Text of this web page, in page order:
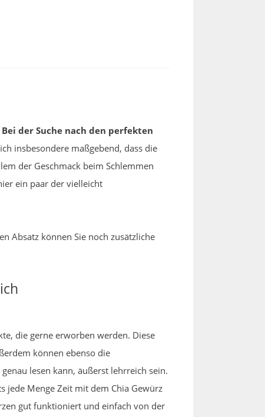
Bei der Suche nach den perfekten
insbesondere maßgebend, dass die
der Geschmack beim Schlemmen
ein paar der vielleicht
Absatz können Sie noch zusätzliche
die gerne erworben werden. Diese
können ebenso die
lesen kann, äußerst lehrreich sein.
jede Menge Zeit mit dem Chia Gewürz
gut funktioniert und einfach von der